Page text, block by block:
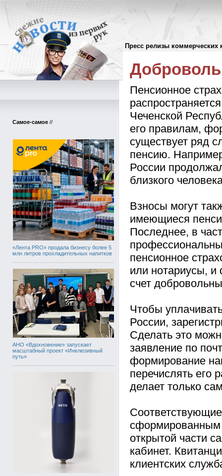
Пресс релизы коммерческих
Самое-самое //
«Лента PRO» продала бизнесу более 5
млн литров прохладительных напитков
АНО «Вдохновение» запускает
масштабный проект «Инклюзивный
путь»
Пресс-релизы//
Пенсионное
Чеченской
его правилам,
существует ряд
пенсию.
России
близкого
Взносы могут
имеющиеся
Последнее, в
пенсионное
или нотариусы,
счет
Чтобы
России,
Сделать это
заявление по
формирование
перечислять его
делает только
сформированным
открытой части
кабинет.
клиентских